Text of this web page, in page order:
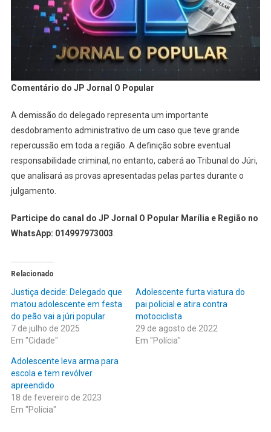
Comentário do JP Jornal O Popular
A demissão do delegado representa um importante
desdobramento administrativo de um caso que teve grande
repercussão em toda a região. A definição sobre eventual
responsabilidade criminal, no entanto, caberá ao Tribunal do Júri,
que analisará as provas apresentadas pelas partes durante o
julgamento.
Participe do canal do JP Jornal O Popular Marília e Região no
WhatsApp: 014997973003
Relacionado
Justiça decide: Delegado que
matou adolescente em festa
do peão vai a júri popular
7 de julho de 2025
Em "Cidade"
Adolescente furta viatura do
pai policial e atira contra
motociclista
29 de agosto de 2022
Em "Polícia"
Adolescente leva arma para
escola e tem revólver
apreendido
18 de fevereiro de 2023
Em "Polícia"